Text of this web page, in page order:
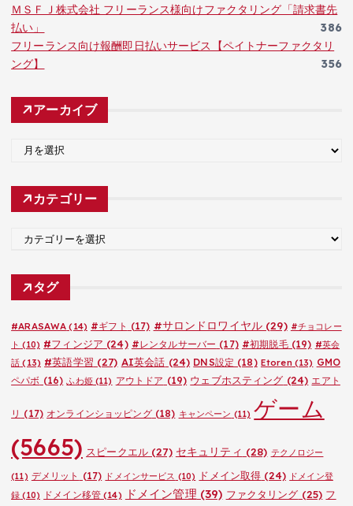
ＭＳＦＪ株式会社 フリーランス様向けファクタリング「請求書先
払い」
386
フリーランス向け報酬即日払いサービス【ペイトナーファクタリ
ング】
356
アーカイブ
カ
カテゴリー
ゴ
タグ
#ARASAWA (14) #ギフト (17) #サロンドロワイヤル(29) #チョコレー
ト (10) #フィンジア (24) #レンタルサーバー (17) #初期脱毛(19) #英会
話 (13) #英語学習 (27) AI英会話 (24) DNS設定 (18) Etoren(13) GMO
ペパボ (16) ふわ姫(11) アウトドア (19) ウェブホスティング (24) エアト
リ (17) オンラインショッピング(18) キャンペーン (11) ゲーム
(5665) スピークエル(27) セキュリティ (28) テクノロジー
(11) デメリット (17) ドメインサービス (10) ドメイン取得 (24) ドメイン登
録 (10) ドメイン移管(14) ドメイン管理 (39) ファクタリング (25) フ